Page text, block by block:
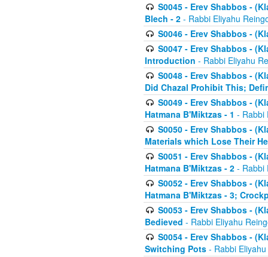
S0045 - Erev Shabbos -
Blech - 2 - Rabbi Eliyahu
S0046 - Erev Shabbos -
S0047 - Erev Shabbos -
Introduction - Rabbi Eliyahu
S0048 - Erev Shabbos -
Did Chazal Prohibit This;
S0049 - Erev Shabbos -
Hatmana B'Miktzas - 1 - Rabbi
S0050 - Erev Shabbos -
Materials which Lose Their
S0051 - Erev Shabbos -
Hatmana B'Miktzas - 2 - Rabbi
S0052 - Erev Shabbos -
Hatmana B'Miktzas - 3;
S0053 - Erev Shabbos -
Bedieved - Rabbi Eliyahu
S0054 - Erev Shabbos -
Switching Pots - Rabbi